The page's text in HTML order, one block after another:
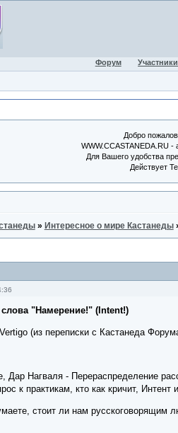
Форум Участники
Добро
WWW.CCASTANEDA.RU -
Для Вашего удобства
Действует
» Интересное о мире Кастанеды
"Намерение!" (Intent!)
(из переписки с Кастанеда
Дар Нагваля - Перераспределение
к практикам, кто как кричит, Интент
стоит ли нам русскоговорящим